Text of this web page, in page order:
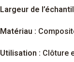
Largeur de
Matériau :
Utilisation : Clôture